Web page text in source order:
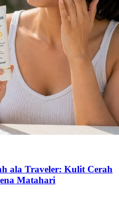
ala Traveler: Kulit Cerah
Matahari